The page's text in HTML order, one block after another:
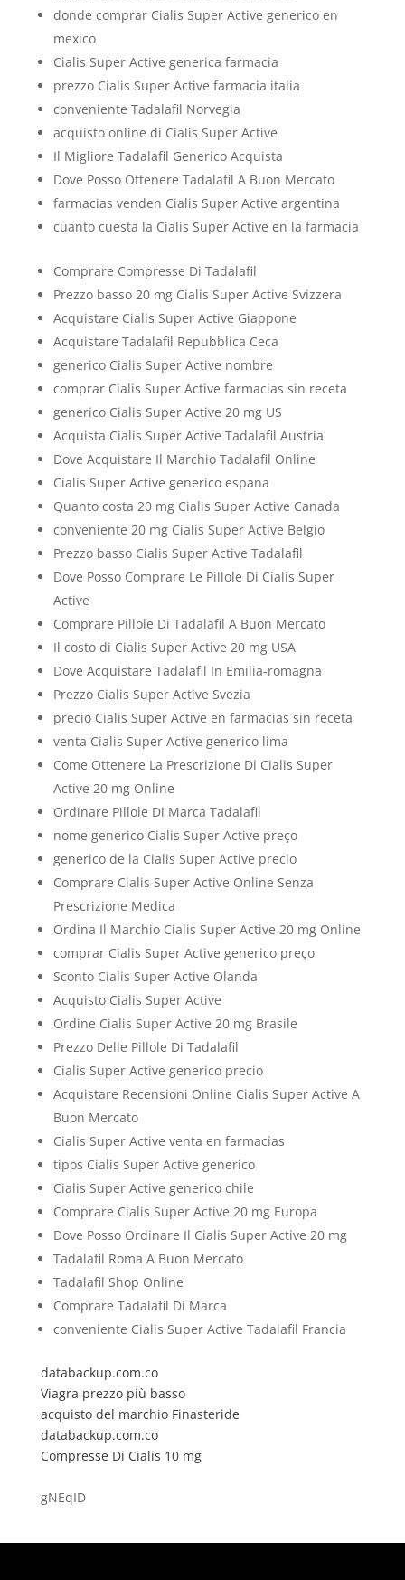
donde comprar Cialis Super Active generico en
mexico
Cialis Super Active generica farmacia
prezzo Cialis Super Active farmacia italia
conveniente Tadalafil Norvegia
acquisto online di Cialis Super Active
Il Migliore Tadalafil Generico Acquista
Dove Posso Ottenere Tadalafil A Buon Mercato
farmacias venden Cialis Super Active argentina
cuanto cuesta la Cialis Super Active en la farmacia
Comprare Compresse Di Tadalafil
Prezzo basso 20 mg Cialis Super Active Svizzera
Acquistare Cialis Super Active Giappone
Acquistare Tadalafil Repubblica Ceca
generico Cialis Super Active nombre
comprar Cialis Super Active farmacias sin receta
generico Cialis Super Active 20 mg US
Acquista Cialis Super Active Tadalafil Austria
Dove Acquistare Il Marchio Tadalafil Online
Cialis Super Active generico espana
Quanto costa 20 mg Cialis Super Active Canada
conveniente 20 mg Cialis Super Active Belgio
Prezzo basso Cialis Super Active Tadalafil
Dove Posso Comprare Le Pillole Di Cialis Super
Active
Comprare Pillole Di Tadalafil A Buon Mercato
Il costo di Cialis Super Active 20 mg USA
Dove Acquistare Tadalafil In Emilia-romagna
Prezzo Cialis Super Active Svezia
precio Cialis Super Active en farmacias sin receta
venta Cialis Super Active generico lima
Come Ottenere La Prescrizione Di Cialis Super
Active 20 mg Online
Ordinare Pillole Di Marca Tadalafil
nome generico Cialis Super Active preço
generico de la Cialis Super Active precio
Comprare Cialis Super Active Online Senza
Prescrizione Medica
Ordina Il Marchio Cialis Super Active 20 mg Online
comprar Cialis Super Active generico preço
Sconto Cialis Super Active Olanda
Acquisto Cialis Super Active
Ordine Cialis Super Active 20 mg Brasile
Prezzo Delle Pillole Di Tadalafil
Cialis Super Active generico precio
Acquistare Recensioni Online Cialis Super Active A
Buon Mercato
Cialis Super Active venta en farmacias
tipos Cialis Super Active generico
Cialis Super Active generico chile
Comprare Cialis Super Active 20 mg Europa
Dove Posso Ordinare Il Cialis Super Active 20 mg
Tadalafil Roma A Buon Mercato
Tadalafil Shop Online
Comprare Tadalafil Di Marca
conveniente Cialis Super Active Tadalafil Francia
databackup.com.co
Viagra prezzo più basso
acquisto del marchio Finasteride
databackup.com.co
Compresse Di Cialis 10 mg
gNEqID